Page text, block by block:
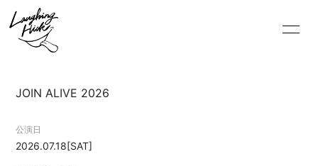
JOIN ALIVE 2026
公演日
2026.07.18[SAT]